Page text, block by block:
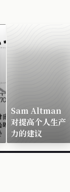
Sam Altman
对提高个人生产
力的建议